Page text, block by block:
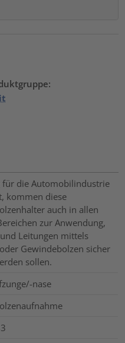
für die Automobilindustrie
kommen diese
auch in allen
zur Anwendung,
Leitungen mittels
Gewindebolzen sicher
sollen.
nase